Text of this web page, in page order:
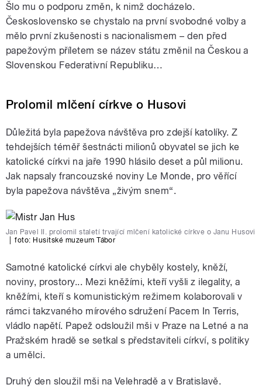
Šlo mu o podporu změn, k nimž docházelo.
Československo se chystalo na první svobodné volby a
mělo první zkušenosti s nacionalismem – den před
papežovým příletem se název státu změnil na Českou a
Slovenskou Federativní Republiku…
Prolomil mlčení církve o Husovi
Důležitá byla papežova návštěva pro zdejší katolíky. Z
tehdejších téměř šestnácti milionů obyvatel se jich ke
katolické církvi na jaře 1990 hlásilo deset a půl milionu.
Jak napsaly francouzské noviny Le Monde, pro věřící
byla papežova návštěva „živým snem“.
Jan Pavel II. prolomil staletí trvající mlčení katolické církve o Janu Husovi
foto:Husitské muzeum Tábor
Samotné katolické církvi ale chyběly kostely, kněží,
noviny, prostory... Mezi kněžími, kteří vyšli z ilegality, a
kněžími, kteří s komunistickým režimem kolaborovali v
rámci takzvaného mírového sdružení Pacem In Terris,
vládlo napětí. Papež odsloužil mši v Praze na Letné a na
Pražském hradě se setkal s představiteli církví, s politiky
a umělci.
Druhý den sloužil mši na Velehradě a v Bratislavě.